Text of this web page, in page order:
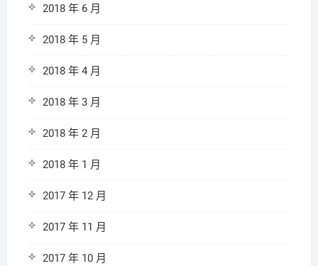
2018 年 6 月
2018 年 5 月
2018 年 4 月
2018 年 3 月
2018 年 2 月
2018 年 1 月
2017 年 12 月
2017 年 11 月
2017 年 10 月